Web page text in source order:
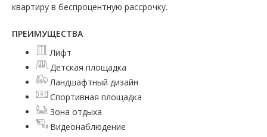
квартиру в беспроцентную рассрочку.
ПРЕИМУЩЕСТВА
Лифт
Детская площадка
Ландшафтный дизайн
Спортивная площадка
Зона отдыха
Видеонаблюдение